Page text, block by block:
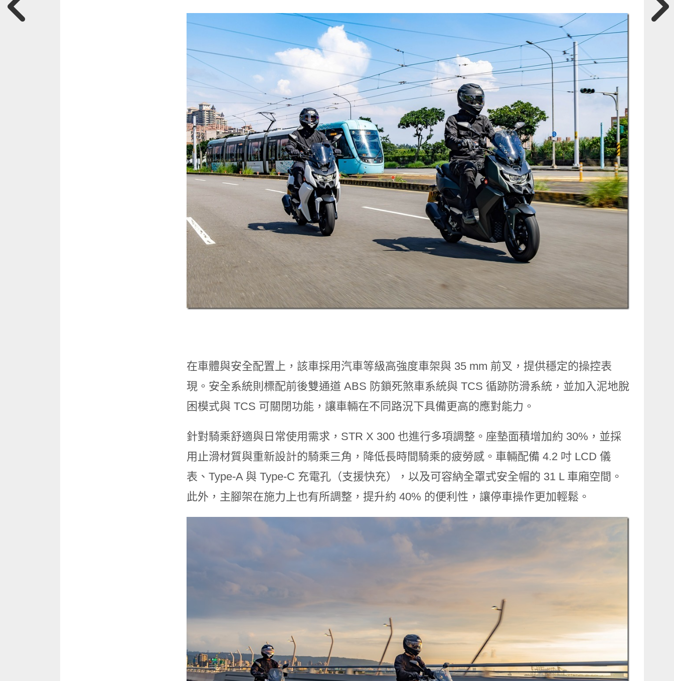
在車體與安全配置上，該車採用汽車等級高強度車架與 35 mm 前叉，提供穩定的操控表
現。安全系統則標配前後雙通道 ABS 防鎖死煞車系統與 TCS 循跡防滑系統，並加入泥地脫
困模式與 TCS 可關閉功能，讓車輛在不同路況下具備更高的應對能力。
針對騎乘舒適與日常使用需求，STR X 300 也進行多項調整。座墊面積增加約 30%，並採
用止滑材質與重新設計的騎乘三角，降低長時間騎乘的疲勞感。車輛配備 4.2 吋 LCD 儀
表、Type-A 與 Type-C 充電孔（支援快充），以及可容納全罩式安全帽的 31 L 車廂空間。
此外，主腳架在施力上也有所調整，提升約 40% 的便利性，讓停車操作更加輕鬆。